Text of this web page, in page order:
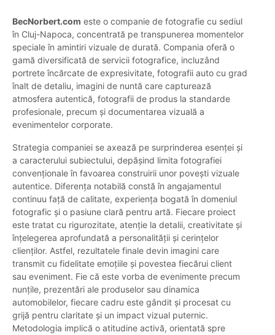
BecNorbert.com este o companie de fotografie cu sediul
în Cluj-Napoca, concentrată pe transpunerea momentelor
speciale în amintiri vizuale de durată. Compania oferă o
gamă diversificată de servicii fotografice, incluzând
portrete încărcate de expresivitate, fotografii auto cu grad
înalt de detaliu, imagini de nuntă care capturează
atmosfera autentică, fotografii de produs la standarde
profesionale, precum și documentarea vizuală a
evenimentelor corporate.
Strategia companiei se axează pe surprinderea esenței și
a caracterului subiectului, depășind limita fotografiei
convenționale în favoarea construirii unor povești vizuale
autentice. Diferența notabilă constă în angajamentul
continuu față de calitate, experiența bogată în domeniul
fotografic și o pasiune clară pentru artă. Fiecare proiect
este tratat cu rigurozitate, atenție la detalii, creativitate și
înțelegerea aprofundată a personalității și cerințelor
clienților. Astfel, rezultatele finale devin imagini care
transmit cu fidelitate emoțiile și povestea fiecărui client
sau eveniment. Fie că este vorba de evenimente precum
nunțile, prezentări ale produselor sau dinamica
automobilelor, fiecare cadru este gândit și procesat cu
grijă pentru claritate și un impact vizual puternic.
Metodologia implică o atitudine activă, orientată spre